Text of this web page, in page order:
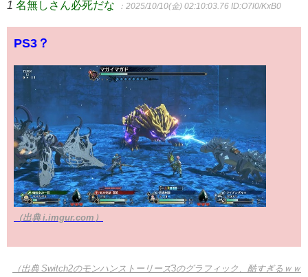
1 名無しさん必死だな ：2025/10/10(金) 02:10:03.76 ID:O7l0/KxB0
PS3？
（出典 i.imgur.com）
（出典 Switch2のモンハンストーリーズ3のグラフィック、酷すぎるｗｗ